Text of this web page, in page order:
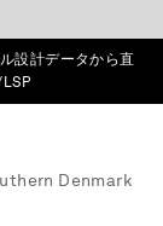
設計データから直
Denmark